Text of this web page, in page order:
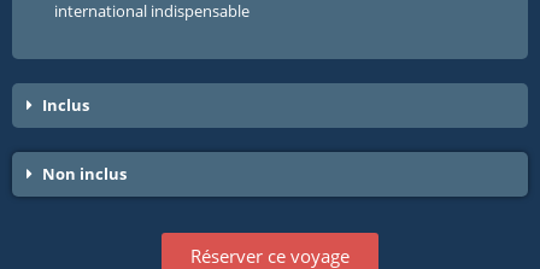
international indispensable
Inclus
Non inclus
Réserver ce voyage